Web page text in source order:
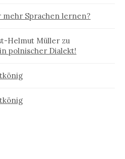
mehr Sprachen lernen?
Helmut Müller zu
polnischer Dialekt!